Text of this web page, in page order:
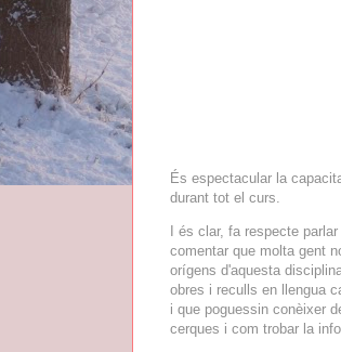
És espectacular la
durant tot el curs.
I és clar, fa respecte
comentar que molta gent
orígens d'aquesta
obres i reculls en llengua
i que poguessin conèixer
cerques i com trobar la